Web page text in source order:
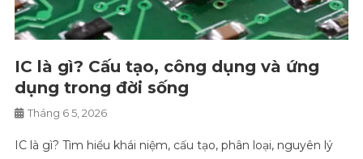
IC là gì? Cấu tạo, công dụng và ứng
dụng trong đời sống
Tháng 6 5, 2026
IC là gì? Tìm hiểu khái niệm, cấu tạo, phân loại, nguyên lý